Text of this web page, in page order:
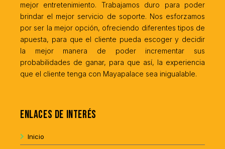
mejor entretenimiento. Trabajamos duro para poder
brindar el mejor servicio de soporte. Nos esforzamos
por ser la mejor opción, ofreciendo diferentes tipos de
apuesta, para que el cliente pueda escoger y decidir
la mejor manera de poder incrementar sus
probabilidades de ganar, para que así, la experiencia
que el cliente tenga con Mayapalace sea inigualable.
Enlaces de interés
Inicio